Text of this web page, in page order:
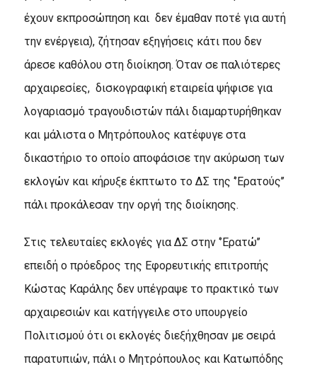
έχουν εκπροσώπηση και δεν έμαθαν ποτέ για αυτή
την ενέργεια), ζήτησαν εξηγήσεις κάτι που δεν
άρεσε καθόλου στη διοίκηση. Όταν σε παλιότερες
αρχαιρεσίες, δισκογραφική εταιρεία ψήφισε για
λογαριασμό τραγουδιστών πάλι διαμαρτυρήθηκαν
και μάλιστα ο Μητρόπουλος κατέφυγε στα
δικαστήριο το οποίο αποφάσισε την ακύρωση των
εκλογών και κήρυξε έκπτωτο το ΔΣ της ‘’Ερατούς’’
πάλι προκάλεσαν την οργή της διοίκησης.
Στις τελευταίες εκλογές για ΔΣ στην ‘’Ερατώ’’
επειδή ο πρόεδρος της Εφορευτικής επιτροπής
Κώστας Καράλης δεν υπέγραψε το πρακτικό των
αρχαιρεσιών και κατήγγειλε στο υπουργείο
Πολιτισμού ότι οι εκλογές διεξήχθησαν με σειρά
παρατυπιών, πάλι ο Μητρόπουλος και Κατωπόδης